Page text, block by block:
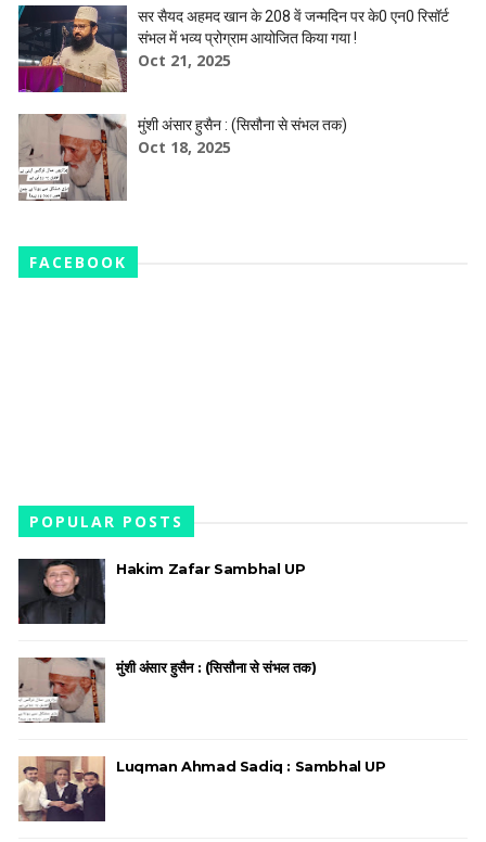
सर सैयद अहमद खान के 208 वें जन्मदिन पर के0 एन0 रिसॉर्ट
संभल में भव्य प्रोग्राम आयोजित किया गया !
Oct 21, 2025
मुंशी अंसार हुसैन : (सिसौना से संभल तक)
Oct 18, 2025
FACEBOOK
POPULAR POSTS
Hakim Zafar Sambhal UP
मुंशी अंसार हुसैन : (सिसौना से संभल तक)
Luqman Ahmad Sadiq : Sambhal UP